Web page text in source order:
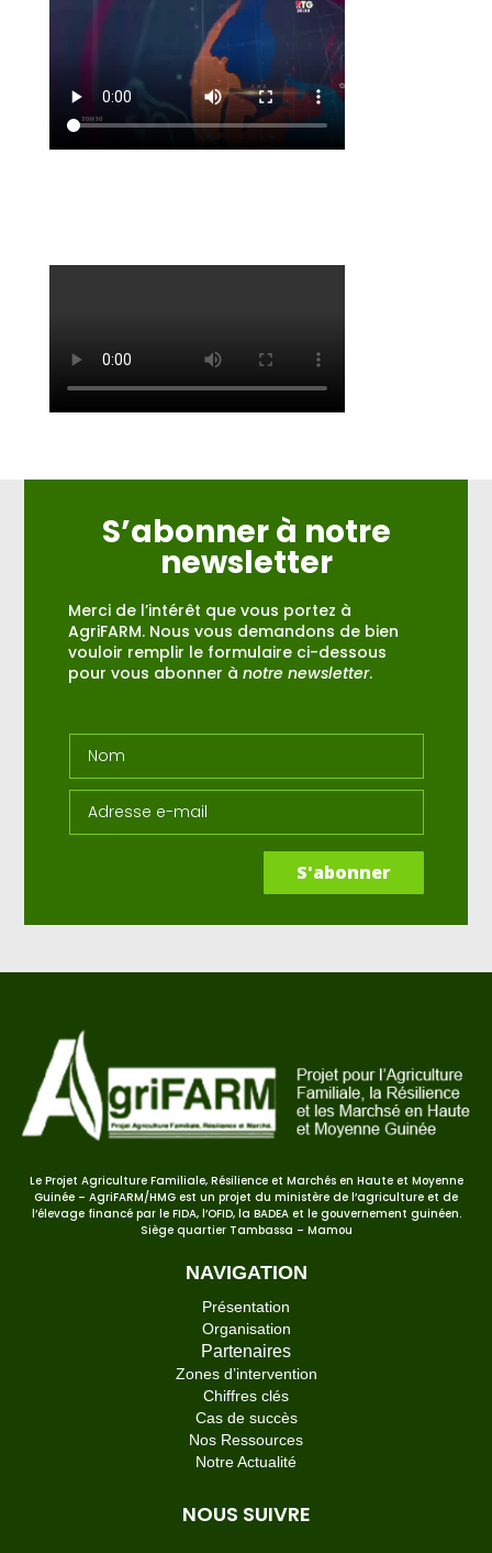
S’abonner à notre
newsletter
Merci de l’intérêt que vous portez à
AgriFARM. Nous vous demandons de bien
vouloir remplir le formulaire ci-dessous
pour vous abonner ànotre newsletter.
S'abonner
Le Projet Agriculture Familiale, Résilience et Marchés en Haute et Moyenne
Guinée – AgriFARM/HMG est un projet du ministère de l’agriculture et de
l’élevage financé par le FIDA, l’OFID, la BADEA et le gouvernement guinéen.
Siège quartier Tambassa – Mamou
NAVIGATION
Présentation
Organisation
Partenaires
Zones d’intervention
Chiffres clés
Cas de succès
Nos Ressources
Notre Actualité
NOUS SUIVRE